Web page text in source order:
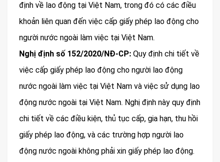
định về lao động tại Việt Nam, trong đó có các điều
khoản liên quan đến việc cấp giấy phép lao động cho
người nước ngoài làm việc tại Việt Nam.
Nghị định số 152/2020/NĐ-CP: Quy định chi tiết về
việc cấp giấy phép lao động cho người lao động
nước ngoài làm việc tại Việt Nam và việc sử dụng lao
động nước ngoài tại Việt Nam. Nghị định này quy định
chi tiết về các điều kiện, thủ tục cấp, gia hạn, thu hồi
giấy phép lao động, và các trường hợp người lao
động nước ngoài không phải xin giấy phép lao động.